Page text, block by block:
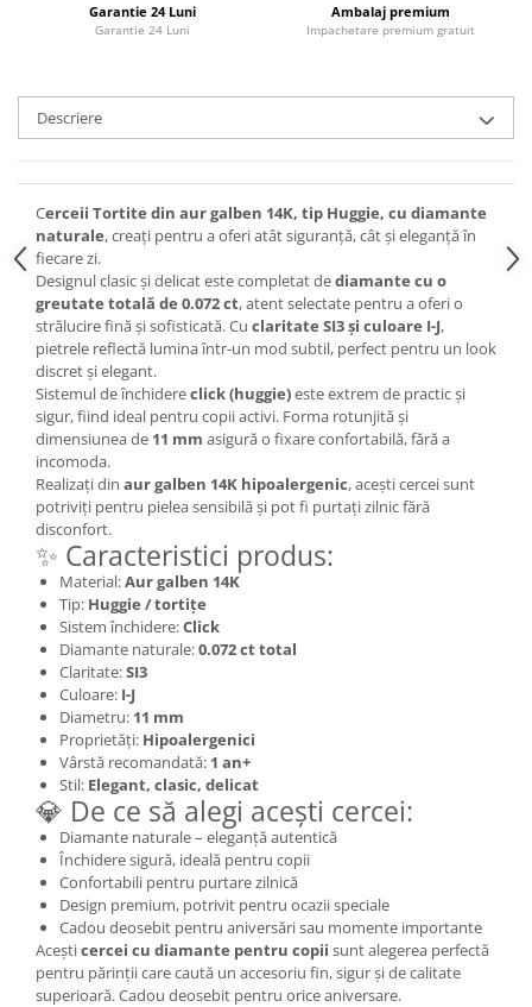
Garantie 24 Luni
Garantie 24 Luni
Ambalaj premium
Impachetare premium gratuit
Descriere
Cerceii Tortite din aur galben 14K, tip Huggie, cu diamante
naturale, creați pentru a oferi atât siguranță, cât și eleganță în
fiecare zi.
Designul clasic și delicat este completat dediamante cu o
greutate totală de 0.072 ct, atent selectate pentru a oferi o
strălucire fină și sofisticată. Cu claritate SI3 și culoare I-J,
pietrele reflectă lumina într-un mod subtil, perfect pentru un look
discret și elegant.
Sistemul de închidereclick (huggie)este extrem de practic și
sigur, fiind ideal pentru copii activi. Forma rotunjită și
dimensiunea de 11 mm asigură o fixare confortabilă, fără a
incomoda.
Realizați din aur galben 14K hipoalergenic, acești cercei sunt
potriviți pentru pielea sensibilă și pot fi purtați zilnic fără
disconfort.
✨ Caracteristici produs:
Material:Aur galben 14K
Tip: Huggie / tortițe
Sistem închidere:Click
Diamante naturale:0.072 ct total
Claritate:SI3
Culoare: I-J
Diametru: 11 mm
Proprietăți: Hipoalergenici
Vârstă recomandată: 1 an+
Stil: Elegant, clasic, delicat
💎 De ce să alegi acești cercei:
Diamante naturale – eleganță autentică
Închidere sigură, ideală pentru copii
Confortabili pentru purtare zilnică
Design premium, potrivit pentru ocazii speciale
Cadou deosebit pentru aniversări sau momente importante
Aceșticercei cu diamante pentru copii sunt alegerea perfectă
pentru părinții care caută un accesoriu fin, sigur și de calitate
superioară. Cadou deosebit pentru orice aniversare.